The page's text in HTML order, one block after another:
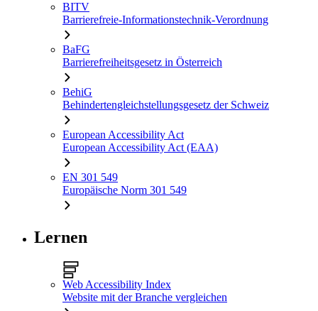
BITV
Barrierefreie-Informationstechnik-Verordnung
BaFG
Barrierefreiheitsgesetz in Österreich
BehiG
Behindertengleichstellungsgesetz der Schweiz
European Accessibility Act
European Accessibility Act (EAA)
EN 301 549
Europäische Norm 301 549
Lernen
Web Accessibility Index
Website mit der Branche vergleichen